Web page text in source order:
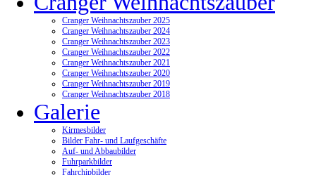
Cranger Weihnachtszauber 2025
Cranger Weihnachtszauber 2024
Cranger Weihnachtszauber 2023
Cranger Weihnachtszauber 2022
Cranger Weihnachtszauber 2021
Cranger Weihnachtszauber 2020
Cranger Weihnachtszauber 2019
Cranger Weihnachtszauber 2018
Galerie
Kirmesbilder
Bilder Fahr- und Laufgeschäfte
Auf- und Abbaubilder
Fuhrparkbilder
Fahrchipbilder